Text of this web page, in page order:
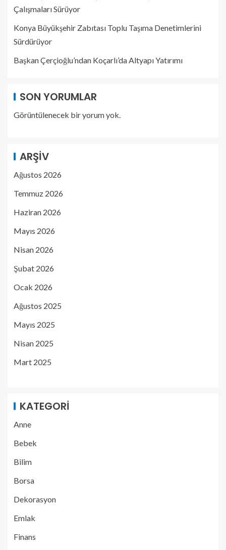
Çalışmaları Sürüyor
Konya Büyükşehir Zabıtası Toplu Taşıma Denetimlerini
Sürdürüyor
Başkan Çerçioğlu’ndan Koçarlı’da Altyapı Yatırımı
SON YORUMLAR
Görüntülenecek bir yorum yok.
ARŞIV
Ağustos 2026
Temmuz 2026
Haziran 2026
Mayıs 2026
Nisan 2026
Şubat 2026
Ocak 2026
Ağustos 2025
Mayıs 2025
Nisan 2025
Mart 2025
KATEGORI
Anne
Bebek
Bilim
Borsa
Dekorasyon
Emlak
Finans